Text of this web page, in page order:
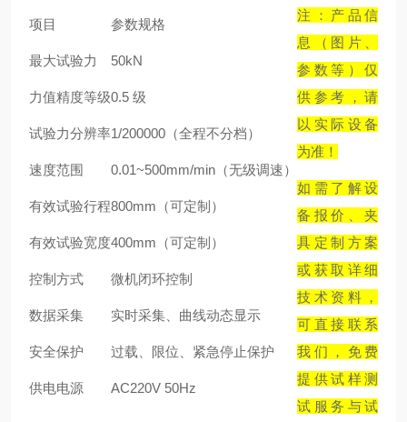
项目 参数规格
最大试验力 50kN
力值精度等级0.5 级
试验力分辨率1/200000（全程不分档）
速度范围 0.01~500mm/min（无级调速）
有效试验行程800mm（可定制）
有效试验宽度400mm（可定制）
控制方式 微机闭环控制
数据采集 实时采集、曲线动态显示
安全保护 过载、限位、紧急停止保护
供电电源 AC220V 50Hz
注：产品信
息（图片、
参数等）仅
供参考，请
以实际设备
为准！
如需了解设
备报价、夹
具定制方案
或获取详细
技术资料，
可直接联系
我们，免费
提供试样测
试服务与试